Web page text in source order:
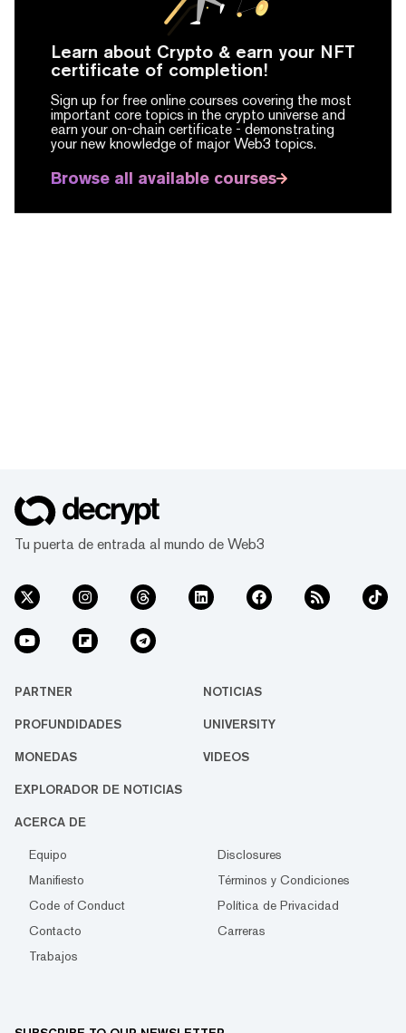
Learn about Crypto & earn your NFT
certificate of completion!
Sign up for free online courses covering the most
important core topics in the crypto universe and
earn your on-chain certificate - demonstrating
your new knowledge of major Web3 topics.
Browse all available courses
Tu puerta de entrada al mundo de Web3
PARTNER NOTICIAS
PROFUNDIDADES UNIVERSITY
MONEDAS VIDEOS
EXPLORADOR DE NOTICIAS
ACERCA DE
Equipo
Disclosures
Manifiesto
Términos y Condiciones
Code of Conduct
Política de Privacidad
Contacto
Carreras
Trabajos